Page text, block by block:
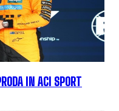
IN ACI SPORT